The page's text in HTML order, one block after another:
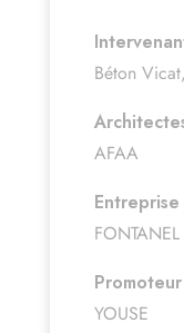
Béton
AFAA
FONTANEL
Promoteur
YOUSE